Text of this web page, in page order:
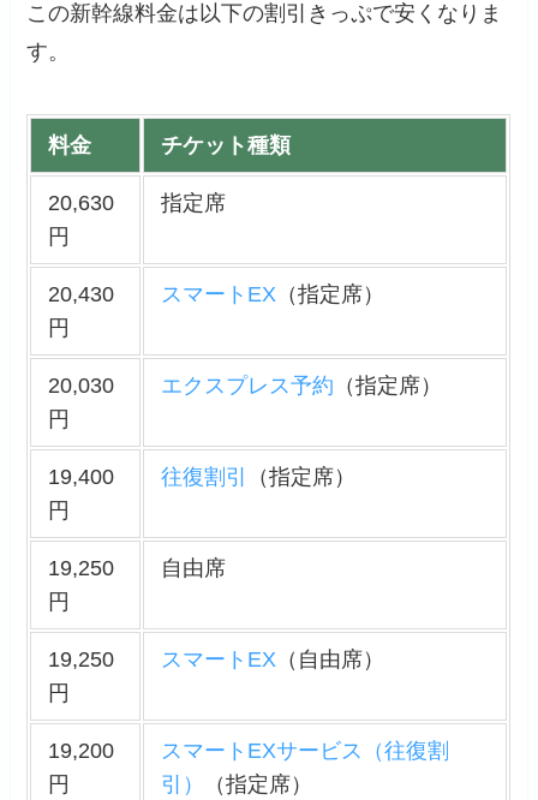
この新幹線料金は以下の割引きっぷで安くなりま
す。
料金 チケット種類
20,630
円
指定席
20,430
円
スマートEX（指定席）
20,030
円
エクスプレス予約 （指定席）
19,400
円
往復割引 （指定席）
19,250
円
自由席
19,250
円
スマートEX（自由席）
19,200
円
スマートEXサービス（往復割
引）
（指定席）